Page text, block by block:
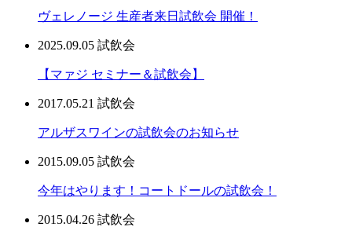
ヴェレノージ 生産者来日試飲会 開催！
2025.09.05 試飲会
【マァジ セミナー＆試飲会】
2017.05.21 試飲会
アルザスワインの試飲会のお知らせ
2015.09.05 試飲会
今年はやります！コートドールの試飲会！
2015.04.26 試飲会